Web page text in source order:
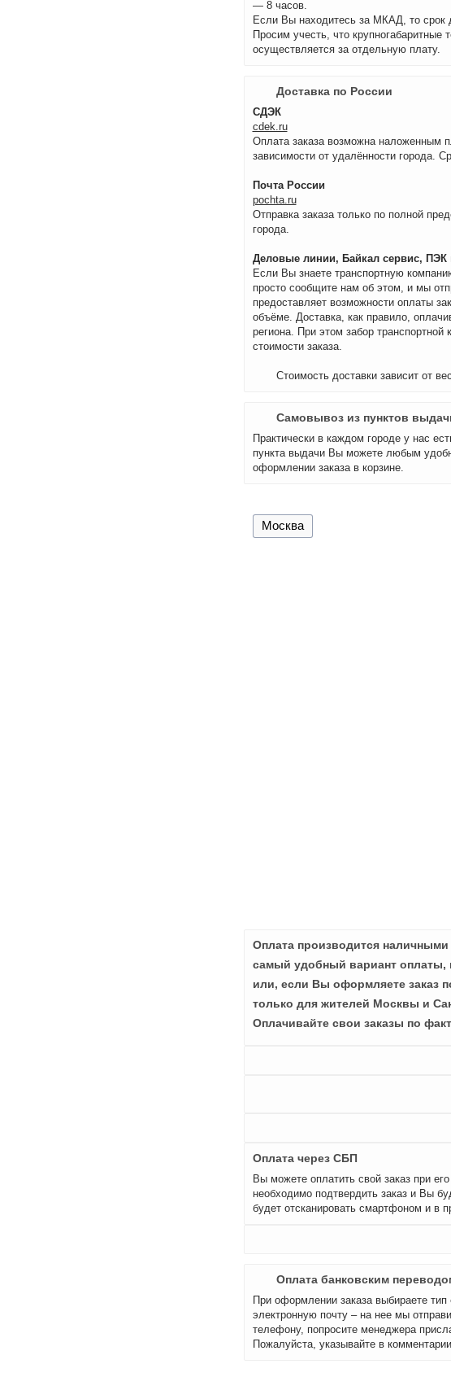
— 8 часов.
Если Вы находитесь за МКАД, то срок
Просим учесть, что
осуществляется за отдельную плату.
Доставка по России
СДЭК
cdek.ru
Оплата заказа возможна наложенным
зависимости от удалённости города.
Почта России
pochta.ru
Отправка заказа только по полной
города.
Деловые линии, Байкал сервис,
Если Вы знаете транспортную
просто сообщите нам об этом, и мы
предоставляет возможности оплаты
объёме. Доставка, как правило,
региона. При этом забор
стоимости заказа.
Стоимость доставки зависит от
Самовывоз из пунктов
Практически в каждом городе у нас
пункта выдачи Вы можете любым
оформлении заказа в корзине.
Москва
Оплата производится наличными
самый удобный вариант оплаты,
или, если Вы оформляете заказ
только для жителей Москвы и
Оплачивайте свои заказы по
Оплата через СБП
Вы можете оплатить свой заказ при
необходимо подтвердить заказ и Вы
будет отсканировать смартфоном и в
Оплата банковским
При оформлении заказа выбираете
электронную почту – на нее мы
телефону, попросите менеджера
Пожалуйста, указывайте в